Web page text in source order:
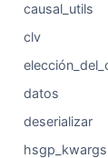
causal_utils
clv
datos
deserializar
hsgp_kwargs